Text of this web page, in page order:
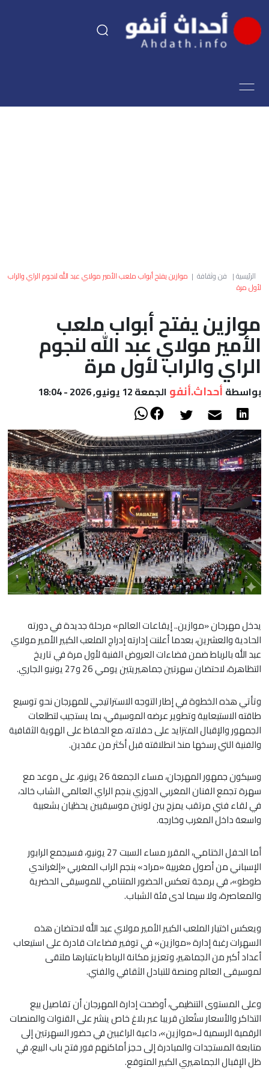
اقتصاد
العالم
الصحراء
الرئيسية| فن وثقافة | موازين يفتح أبواب ملعب الأمير مولاي عبد الله لنجوم الراي والراب
لأول مرة
موازين يفتح أبواب ملعب
الأمير مولاي عبد الله لنجوم
الراي والراب لأول مرة
بواسطة أحداث.أنفو الجمعة 12 يونيو, 2026 - 18:04
يدخل مهرجان «موازين.. إيقاعات العالم» مرحلة جديدة في دورته
الحادية والعشرين، بعدما أعلنت إدارته إدراج الملعب الكبير الأمير مولاي
عبد الله بالرباط ضمن فضاءات العروض الفنية لأول مرة في تاريخ
التظاهرة، لاحتضان سهرتين جماهيريتين يومي 26 و27 يونيو الجاري.
وتأتي هذه الخطوة في إطار التوجه الاستراتيجي للمهرجان نحو توسيع
طاقته الاستيعابية وتطوير عرضه الموسيقي، بما يستجيب لتطلعات
الجمهور والإقبال المتزايد على حفلاته، مع الحفاظ على الهوية الثقافية
والفنية التي رسخها منذ انطلاقته قبل أكثر من عقدين.
وسيكون جمهور المهرجان، مساء الجمعة 26 يونيو، على موعد مع
سهرة تجمع الفنان المغربي الدوزي بنجم الراي العالمي الشاب خالد،
في لقاء فني مرتقب يمزج بين لونين موسيقيين يحظيان بشعبية
واسعة داخل المغرب وخارجه.
أما الحفل الختامي، المقرر مساء السبت 27 يونيو، فسيجمع الرابور
الإسباني من أصول مغربية «مراد» بنجم الراب المغربي «إلغراندي
طوطو»، في برمجة تعكس الحضور المتنامي للموسيقى الحضرية
والمعاصرة، ولا سيما لدى فئة الشباب.
ويعكس اختيار الملعب الكبير الأمير مولاي عبد الله لاحتضان هذه
السهرات رغبة إدارة «موازين» في توفير فضاءات قادرة على استيعاب
أعداد أكبر من الجماهير، وتعزيز مكانة الرباط باعتبارها ملتقى
لموسيقى العالم ومنصة للتبادل الثقافي والفني.
وعلى المستوى التنظيمي، أوضحت إدارة المهرجان أن تفاصيل بيع
التذاكر والأسعار ستُعلن قريبا عبر بلاغ خاص ينشر على القنوات والمنصات
الرقمية الرسمية لـ«موازين»، داعية الراغبين في حضور السهرتين إلى
متابعة المستجدات والمبادرة إلى حجز أماكنهم فور فتح باب البيع، في
ظل الإقبال الجماهيري الكبير المتوقع.